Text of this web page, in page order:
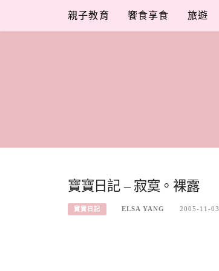
content
親子教育 饗食享食 旅遊
寶寶日記 – 寂寞。裸露
寶寶日記 ELSA YANG 2005-11-03